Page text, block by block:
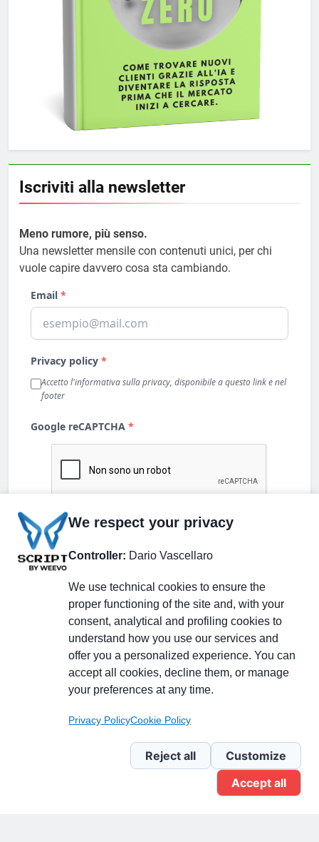
Iscriviti alla newsletter
Meno rumore, più senso.
Una newsletter mensile con contenuti unici, per chi
vuole capire davvero cosa sta cambiando.
Partecipa alla discussione
Pagina Linkedin
Newsletter Linkedin
We respect your privacy
Controller: Dario Vascellaro
We use technical cookies to ensure the
proper functioning of the site and, with your
consent, analytical and profiling cookies to
understand how you use our services and
offer you a personalized experience. You can
accept all cookies, decline them, or manage
your preferences at any time.
Privacy PolicyCookie Policy
Reject all
Customize
Accept all